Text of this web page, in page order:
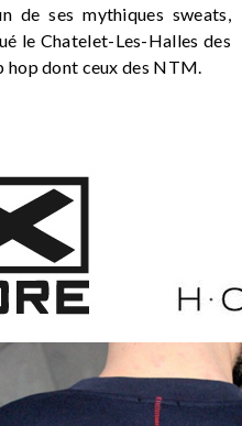
de ses mythiques sweats,
le Chatelet-Les-Halles des
hop dont ceux des NTM.